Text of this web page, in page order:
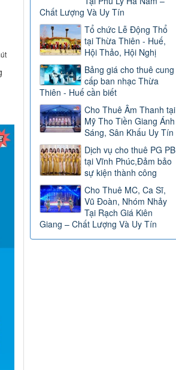
Chất Lượng Và Uy Tín
Tổ chức Lễ Động Thổ
tại Thừa Thiên - Huế,
Hội Thảo, Hội Nghị
Bảng giá cho thuê cung
cấp ban nhạc Thừa
Thiên - Huế cần biết
Cho Thuê Âm Thanh tại
Mỹ Tho Tiền Giang Ánh
Sáng, Sân Khấu Uy Tín
Dịch vụ cho thuê PG PB
tại Vĩnh Phúc,Đảm bảo
sự kiện thành công
Cho Thuê MC, Ca Sĩ,
Vũ Đoàn, Nhóm Nhảy
Tại Rạch Giá Kiên
Giang – Chất Lượng Và Uy Tín